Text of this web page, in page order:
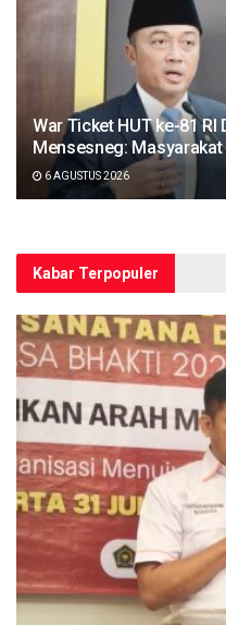
War Ticket HUT ke-81
Mensesneg:
6 AGUSTUS 2026
Kabar Terpopuler